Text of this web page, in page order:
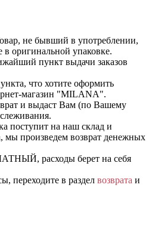
не бывший в употреблении,
оригинальной упаковке.
пункт выдачи заказов
что хотите оформить
магазин "MILANA".
и выдаст Вам (по Вашему
поступит на наш склад и
мы произведем возврат денежных
расходы берет на себя
переходите в раздел возврата и